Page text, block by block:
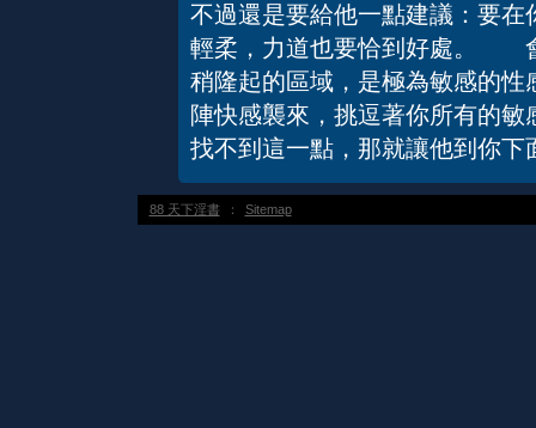
不過還是要給他一點建議：要
輕柔，力道也要恰到好處。
稍隆起的區域，是極為敏感的
陣快感襲來，挑逗著你所有的
找不到這一點，那就讓他到你下
88 天下淫書 ： Sitemap